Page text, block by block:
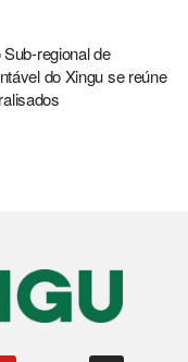
regional de
do Xingu se reúne